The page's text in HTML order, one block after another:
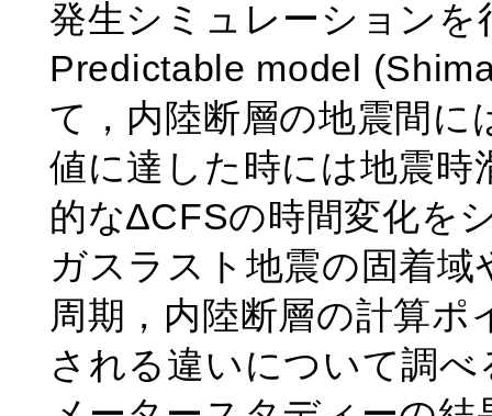
発生シミュレーション
Predictable model
て，内陸断層の地震間
値に達した時には地震時
的な∆CFSの時間変化を
ガスラスト地震の固着
周期，内陸断層の計算
される違いについて調